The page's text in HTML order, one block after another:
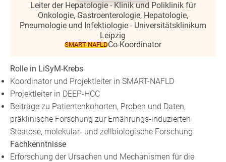
Leiter der Hepatologie - Klinik und Poliklinik für
Onkologie, Gastroenterologie, Hepatologie,
Pneumologie und Infektiologie - Universitätsklinikum
Leipzig
SMART-NAFLDCo-Koordinator
Rolle in LiSyM-Krebs
Koordinator und Projektleiter in SMART-NAFLD
Projektleiter in DEEP-HCC
Beiträge zu Patientenkohorten, Proben und Daten,
präklinische Forschung zur Ernährungs-induzierten
Steatose, molekular- und zellbiologische Forschung
Fachkenntnisse
Erforschung der Ursachen und Mechanismen für die